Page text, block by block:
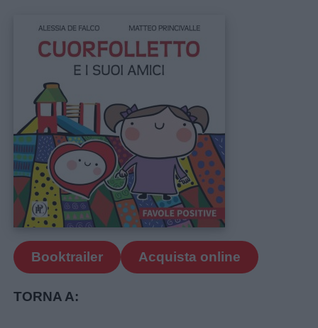
Booktrailer Acquista online
TORNA A: